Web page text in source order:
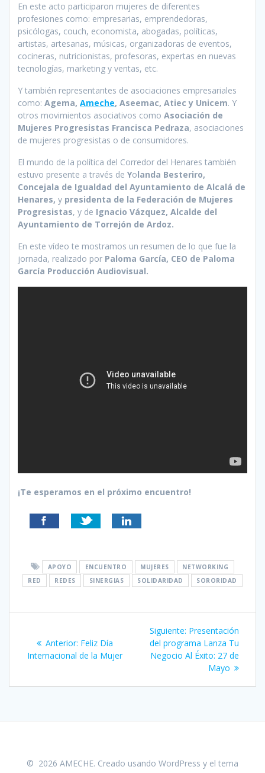
En este acto participaron mujeres de diferentes
profesiones como: empresarias, emprendedoras,
psicólogas, couch, economista, abogadas, políticas,
artistas, artesanas, músicas, organizadoras de eventos,
cocineras, nutricionistas, profesoras, expertas en nuevas
tecnologías, marketing y ventas, etc.
Y también representantes de asociaciones empresariales
como: Agema, Ameche, Aseemac, Atiec y Unicem. Y
otros movimientos asociativos como Asociación de
Mujeres Progresistas Francisca Pedraza, asociaciones
de mujeres progresistas o de consumidores.
El mundo de la política del Corredor del Henares también
estuvo presente a través de Yolanda Besteriro,
Concejala de Igualdad del Ayuntamiento de Alcalá de
Henares, y presidenta de la Federación de Mujeres
Progresistas, y de Ignacio Vázquez, Alcalde del
Ayuntamiento de Torrejón de Ardoz.
En este vídeo te mostramos un resumen de lo que fue la
jornada, realizado por Paloma García, CEO de Paloma
García Producción Audiovisual.
¡Te esperamos en el próximo encuentro!
APOYO ENCUENTRO MUJERES
NETWORKING
RED
REDES SINERGIAS SOLIDARIDAD SORORIDAD
de
Anterior: Entrada
anterior:
Feliz Día
Internacional de la Mujer
Siguiente: Siguiente
entrada:
Presentación
del programa Lanza Tu
Negocio Al Éxito: 27 de
Mayo
© 2026 AMECHE. Creado usando WordPress y el tema